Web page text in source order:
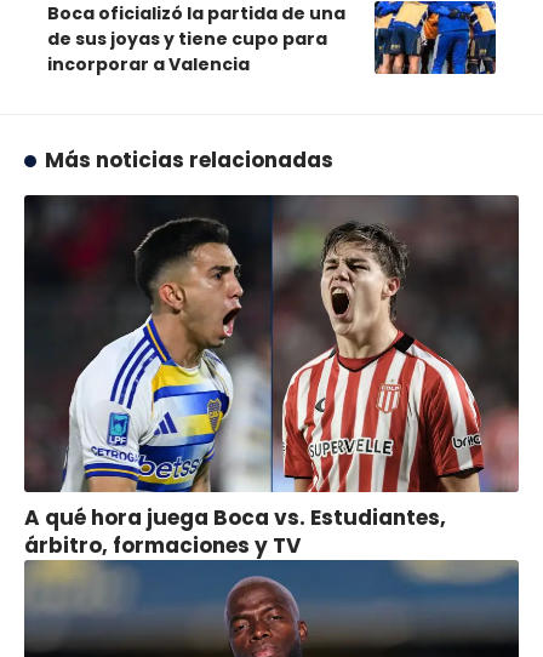
Boca oficializó la partida de una
de sus joyas y tiene cupo para
incorporar a Valencia
Más noticias relacionadas
A qué hora juega Boca vs. Estudiantes,
árbitro, formaciones y TV